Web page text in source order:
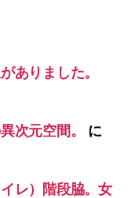
ありました。
次元空間。
に
レ）階段脇。女